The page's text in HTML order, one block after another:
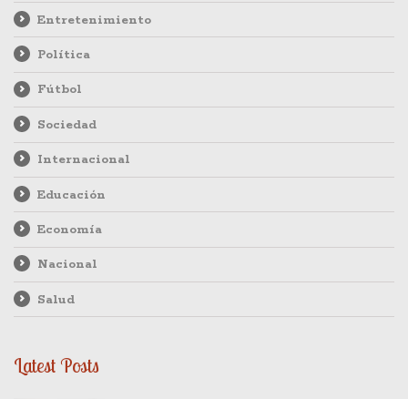
Entretenimiento
Política
Fútbol
Sociedad
Internacional
Educación
Economía
Nacional
Salud
Latest Posts